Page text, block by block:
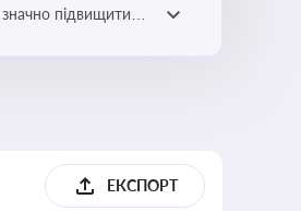
значно підвищити
ЕКСПОРТ